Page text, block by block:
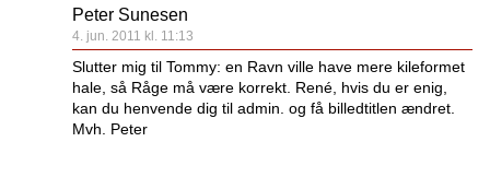
Peter Sunesen
4. jun. 2011 kl. 11:13
Slutter mig til Tommy: en Ravn ville have mere kileformet
hale, så Råge må være korrekt. René, hvis du er enig,
kan du henvende dig til admin. og få billedtitlen ændret.
Mvh. Peter